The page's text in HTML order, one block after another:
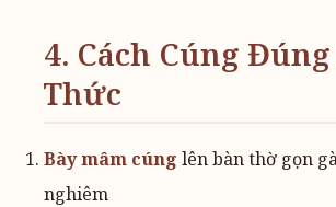
4. Cách Cúng
Thức
Bày mâm cúng lên bàn thờ gọn
nghiêm